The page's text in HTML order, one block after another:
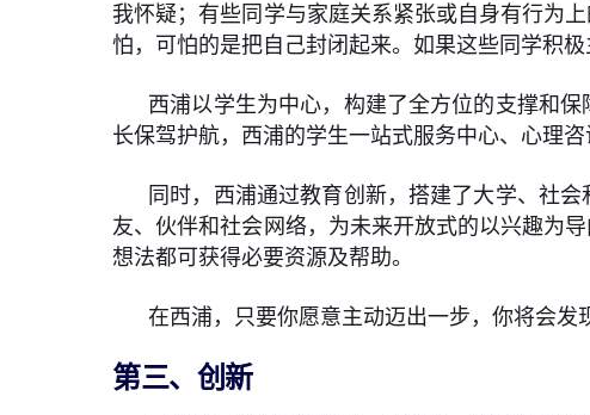
我怀疑；有些同学与家庭关系紧张或自身有行为
怕，可怕的是把自己封闭起来。如果这些同学积
西浦以学生为中心，构建了全方位的支撑和
长保驾护航，西浦的学生一站式服务中心、心理
同时，西浦通过教育创新，搭建了大学、社
友、伙伴和社会网络，为未来开放式的以兴趣为
想法都可获得必要资源及帮助。
在西浦，只要你愿意主动迈出一步，你将会发
第三、创新